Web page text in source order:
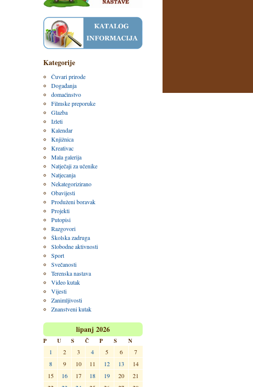
Kategorije
Čuvari prirode
Događanja
domaćinstvo
Filmske preporuke
Glazba
Izleti
Kalendar
Knjižnica
Kreativac
Mala galerija
Natječaji za učenike
Natjecanja
Nekategorizirano
Obavijesti
Produženi boravak
Projekti
Putopisi
Razgovori
Školska zadruga
Slobodne aktivnosti
Sport
Svečanosti
Terenska nastava
Video kutak
Vijesti
Zanimljivosti
Znanstveni kutak
lipanj 2026
P U S Č P S
N
1
2 3 4 5 6
7
8
9 10 11 12 13
14
15
16 17 18 19 20
21